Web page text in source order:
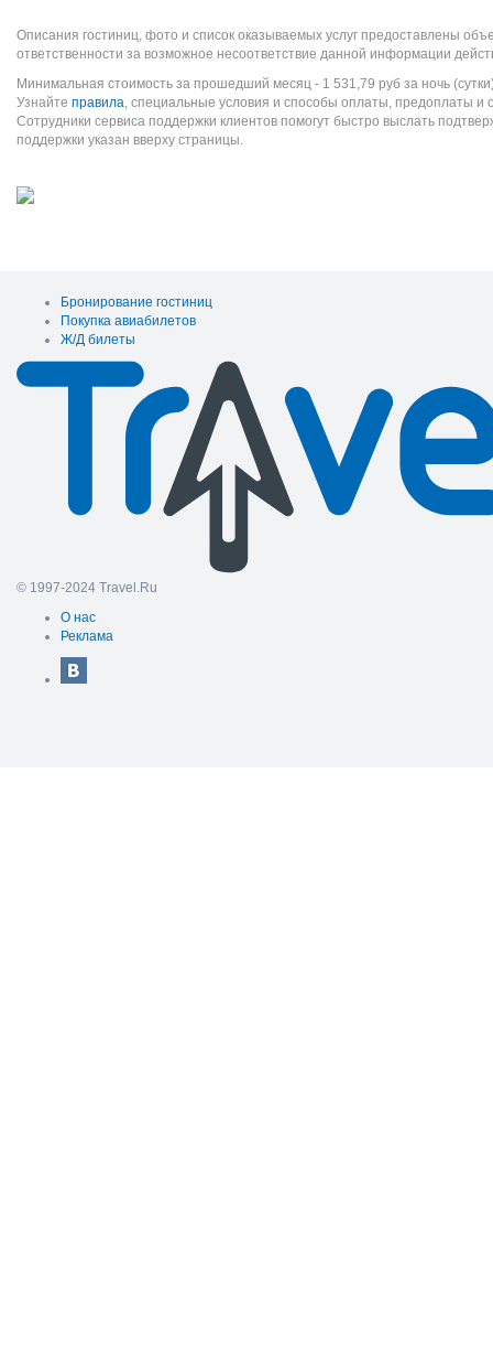
Описания гостиниц, фото и список оказываемых услуг предоставлены
ответственности за возможное несоответствие данной информации
Минимальная стоимость за прошедший месяц - 1 531,79 руб за ночь
Узнайте правила, специальные условия и способы оплаты, предоплаты и
Сотрудники сервиса поддержки клиентов помогут быстро выслать
поддержки указан вверху страницы.
Бронирование гостиниц
Покупка авиабилетов
Ж/Д билеты
© 1997-2024 Travel.Ru
О нас
Реклама